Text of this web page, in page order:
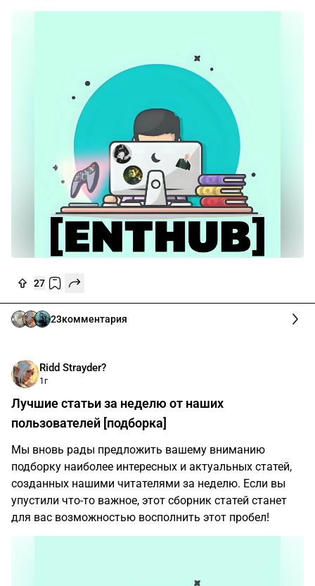
27
23комментария
Ridd Strayder?
1г
Лучшие статьи за неделю от наших
пользователей [подборка]
Мы вновь рады предложить вашему вниманию
подборку наиболее интересных и актуальных статей,
созданных нашими читателями за неделю. Если вы
упустили что-то важное, этот сборник статей станет
для вас возможностью восполнить этот пробел!